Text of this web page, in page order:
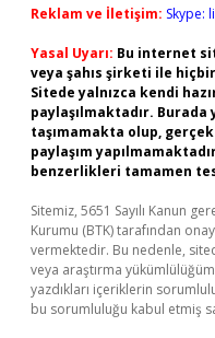
Reklam ve İletişim: Skype:
Yasal Uyarı: Bu internet
veya şahıs şirketi ile
Sitede yalnızca kendi
paylaşılmaktadır.
taşımamakta olup,
paylaşım
benzerlikleri tamamen
Sitemiz, 5651 Sayılı Kanun
Kurumu (BTK) tarafından
vermektedir. Bu nedenle,
veya araştırma
yazdıkları içeriklerin
bu sorumluluğu kabul etmiş